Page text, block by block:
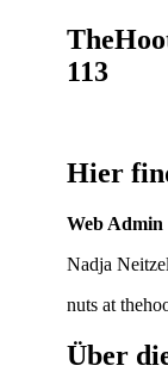
113
Hier
Web Admin
Nadja Neitzel
nuts at
Über